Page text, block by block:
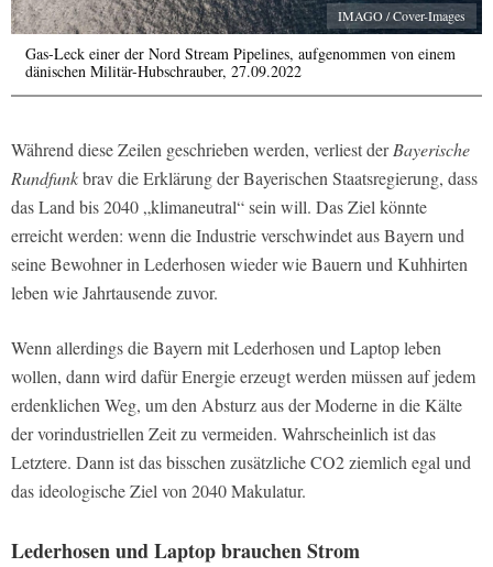
IMAGO / Cover-Images
Gas-Leck einer der Nord Stream Pipelines, aufgenommen von einem
dänischen Militär-Hubschrauber, 27.09.2022
Während diese Zeilen geschrieben werden, verliest derBayerische
Rundfunkbrav die Erklärung der Bayerischen Staatsregierung, dass
das Land bis 2040 „klimaneutral“ sein will. Das Ziel könnte
erreicht werden: wenn die Industrie verschwindet aus Bayern und
seine Bewohner in Lederhosen wieder wie Bauern und Kuhhirten
leben wie Jahrtausende zuvor.
Wenn allerdings die Bayern mit Lederhosen und Laptop leben
wollen, dann wird dafür Energie erzeugt werden müssen auf jedem
erdenklichen Weg, um den Absturz aus der Moderne in die Kälte
der vorindustriellen Zeit zu vermeiden. Wahrscheinlich ist das
Letztere. Dann ist das bisschen zusätzliche CO2 ziemlich egal und
das ideologische Ziel von 2040 Makulatur.
Lederhosen und Laptop brauchen Strom